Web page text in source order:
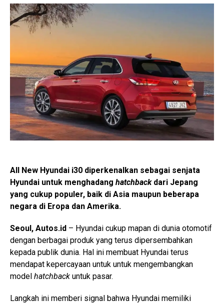
All New Hyundai i30 diperkenalkan sebagai senjata
Hyundai untuk menghadang hatchbackdari Jepang
yang cukup populer, baik di Asia maupun beberapa
negara di Eropa dan Amerika.
Seoul, Autos.id – Hyundai cukup mapan di dunia otomotif
dengan berbagai produk yang terus dipersembahkan
kepada publik dunia. Hal ini membuat Hyundai terus
mendapat kepercayaan untuk untuk mengembangkan
model hatchback untuk pasar.
Langkah ini memberi signal bahwa Hyundai memiliki